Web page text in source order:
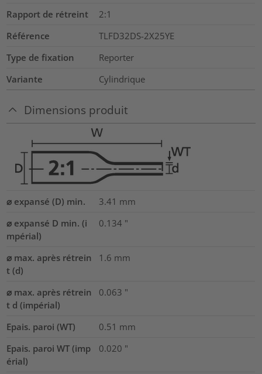
Rapport de rétreint
2:1
Référence
TLFD32DS-2X25YE
Type de fixation
Reporter
Variante
Cylindrique
Dimensions produit
⌀ expansé (D) min. 3.41 mm
⌀ expansé D min. (i
mpérial)
0.134 "
⌀ max. après rétrein
t (d)
1.6 mm
⌀ max. après rétrein
t d (impérial)
0.063 "
Epais. paroi (WT) 0.51 mm
Epais. paroi WT (imp
érial)
0.020 "